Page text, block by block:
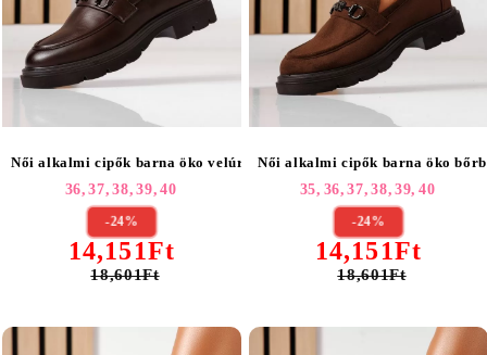
Női alkalmi cipők barna öko velúrból készült Tahlia #25518
36, 37, 38, 39, 40
-24%
14,151Ft
18,601Ft
Női alkalmi cipők barna öko
35, 36, 37, 38, 39, 40
-24%
14,151Ft
18,601Ft